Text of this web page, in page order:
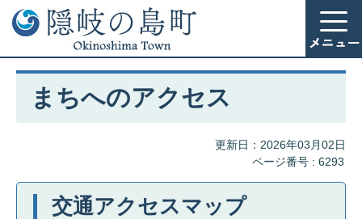
まちへのアクセス
更新日：2026年03月02日
ページ番号 : 6293
交通アクセスマップ